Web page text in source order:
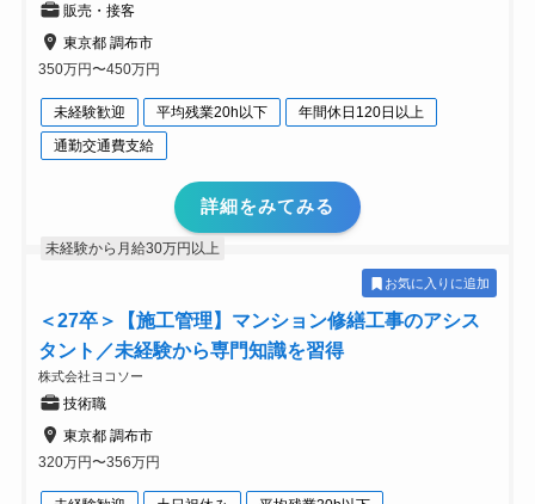
販売・接客
東京都 調布市
350万円〜450万円
未経験歓迎 平均残業20h以下
年間休日120日以上
通勤交通費支給
詳細をみてみる
未経験から月給30万円以上
お気に入りに追加
＜27卒＞【施工管理】マンション修繕工事のアシス
タント／未経験から専門知識を習得
株式会社ヨコソー
技術職
東京都 調布市
320万円〜356万円